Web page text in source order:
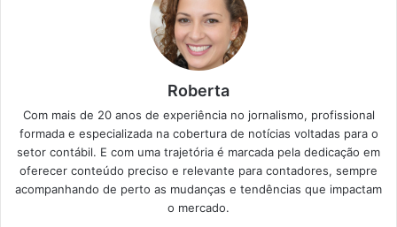
Roberta
Com mais de 20 anos de experiência no jornalismo, profissional
formada e especializada na cobertura de notícias voltadas para o
setor contábil. E com uma trajetória é marcada pela dedicação em
oferecer conteúdo preciso e relevante para contadores, sempre
acompanhando de perto as mudanças e tendências que impactam
o mercado.